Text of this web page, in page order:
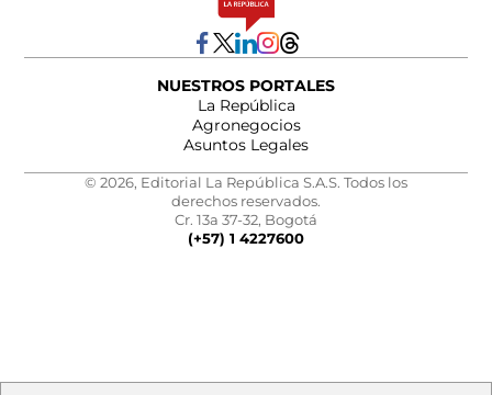
NUESTROS PORTALES
La República
Agronegocios
Asuntos Legales
© 2026, Editorial La República S.A.S. Todos los
derechos reservados.
Cr. 13a 37-32, Bogotá
(+57) 1 4227600